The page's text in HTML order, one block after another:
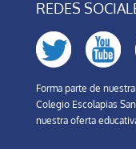
REDES
Forma parte de
Colegio Escolapias
nuestra oferta